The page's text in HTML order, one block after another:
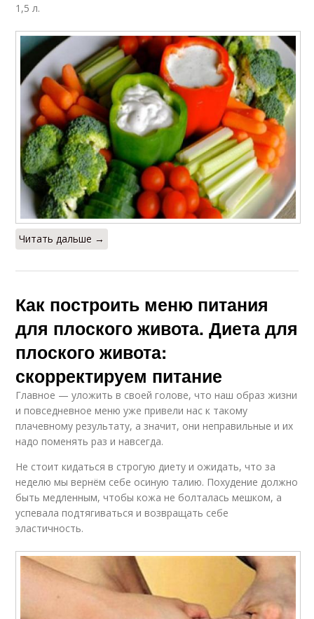
1,5 л.
Читать дальше →
Как построить меню питания
для плоского живота. Диета для
плоского живота:
скорректируем питание
Главное — уложить в своей голове, что наш образ жизни
и повседневное меню уже привели нас к такому
плачевному результату, а значит, они неправильные и их
надо поменять раз и навсегда.
Не стоит кидаться в строгую диету и ожидать, что за
неделю мы вернём себе осиную талию. Похудение должно
быть медленным, чтобы кожа не болталась мешком, а
успевала подтягиваться и возвращать себе
эластичность.